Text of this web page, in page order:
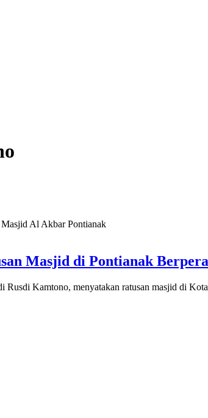
Masjid di Pontianak
Kamtono, menyatakan ratusan masjid di Kota